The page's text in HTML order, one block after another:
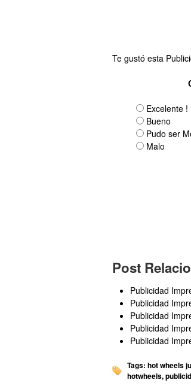
Te gustó esta
Excelente !
Bueno
Pudo ser
Malo
Post
Publicidad
Publicidad
Publicidad
Publicidad
Publicidad
Tags: hot wheels
hotwheels,